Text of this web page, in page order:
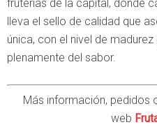
fruterías de la capital, donde
lleva el sello de calidad que
única, con el nivel de
plenamente del sabor.
Más información, pedidos
web